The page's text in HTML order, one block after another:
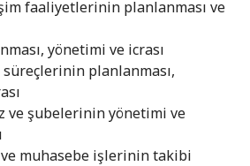
faaliyetlerinin planlanması ve
yönetimi ve icrası
planlanması,
ve şubelerinin yönetimi ve
muhasebe işlerinin takibi